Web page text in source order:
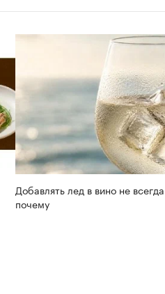
Добавлять лед в вино не
почему